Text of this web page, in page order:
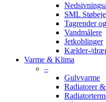
SML
Tagrender
Vandmålere
Jetkoblinger
Kælder-/
Varme & Klima
–
Gulvvarme
Radiatorer